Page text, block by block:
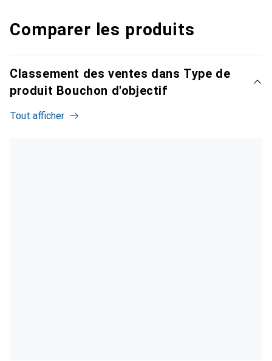
Comparer les produits
Classement des ventes dans Type de
produit Bouchon d'objectif
Tout afficher